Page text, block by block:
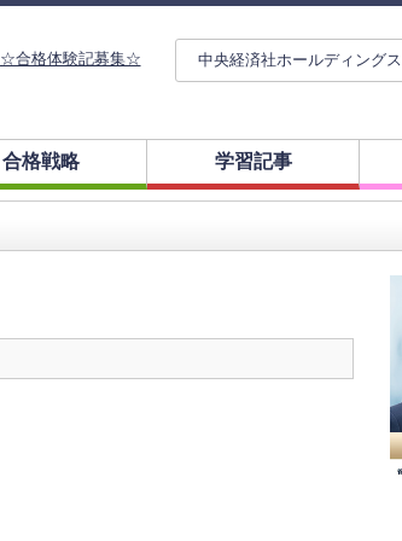
☆合格体験記募集☆ 中央経済社ホールディングス
合格戦略 学習記事